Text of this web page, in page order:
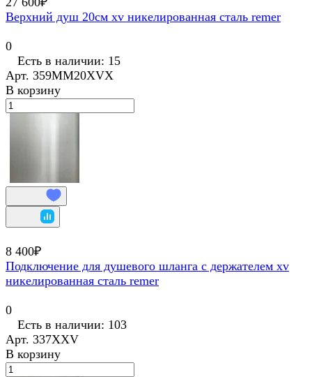
Верхний душ 20см xv никелированная сталь remer
0
Есть в наличии: 15
Арт. 359MM20XVX
В корзину
8 400₽
Подключение для душевого шланга с держателем xv
никелированная сталь remer
0
Есть в наличии: 103
Арт. 337XXV
В корзину